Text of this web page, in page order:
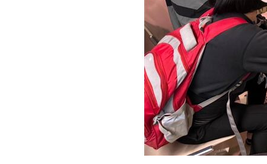
台灣彩券開獎直播中 20:31
LIVE三立+24小時直播 15:27
三立iNEWS新聞台線上直播
商場戰國來臨 台中「頂奢大道」逐漸
台彩父親節推新刮刮樂千萬頭獎超「爸
「拍片人的多重宇宙」職涯論壇9/12登